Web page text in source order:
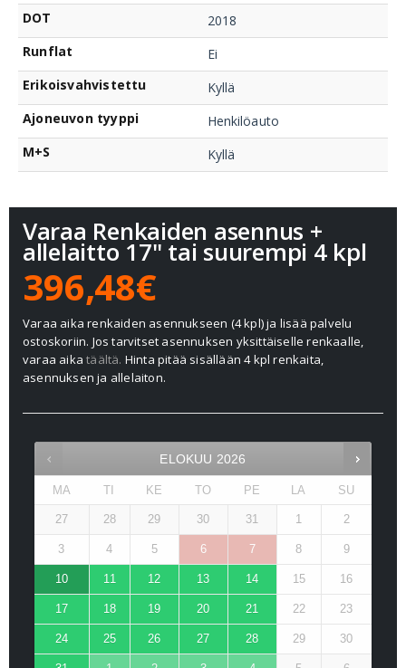
DOT
2018
Runflat
Ei
Erikoisvahvistettu
Kyllä
Ajoneuvon tyyppi
Henkilöauto
M+S
Kyllä
Varaa Renkaiden asennus +
allelaitto 17" tai suurempi 4 kpl
396,48€
Varaa aika renkaiden asennukseen (4 kpl) ja lisää palvelu
ostoskoriin. Jos tarvitset asennuksen yksittäiselle renkaalle,
varaa aikatäältä. Hinta pitää sisällään 4 kpl renkaita,
asennuksen ja allelaiton.
ELOKUU 2026
MA TI KE TO PE LA SU
27 28 29 30 31 1 2
3 4 5 6 7 8 9
10 11 12 13 14 15 16
17 18 19 20 21 22 23
24 25 26 27 28 29 30